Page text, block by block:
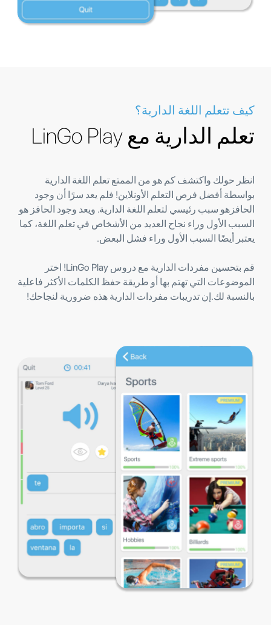
كيف تتعلم اللغة الدارية؟
تعلم الدارية مع LinGo Play
انظر حولك واكتشف كم هو من الممتع تعلم اللغة الدارية
بواسطة أفضل فرص التعلم الأونلاين! فلم يعد سرًا أن وجود
الحافزهو سبب رئيسي لتعلم اللغة الدارية. ويعد وجود الحافز هو
السبب الأول وراء نجاح العديد من الأشخاص في تعلم اللغة، كما
يعتبر أيضًا السبب الأول وراء فشل البعض.
قم بتحسين مفردات الدارية مع دروس LinGo Play! اختر
الموضوعات التي تهتم بها أو طريقة حفظ الكلمات الأكثر فاعلية
بالنسبة لك.إن تدريبات مفردات الدارية هذه ضرورية لنجاحك!